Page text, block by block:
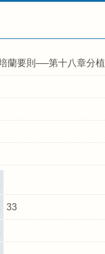
蘭要則──第十八章分植
33